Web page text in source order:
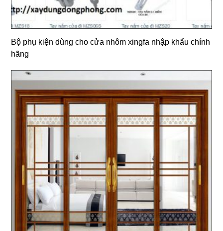
Bộ phụ kiện dùng cho cửa nhôm xingfa nhập khẩu chính
hãng